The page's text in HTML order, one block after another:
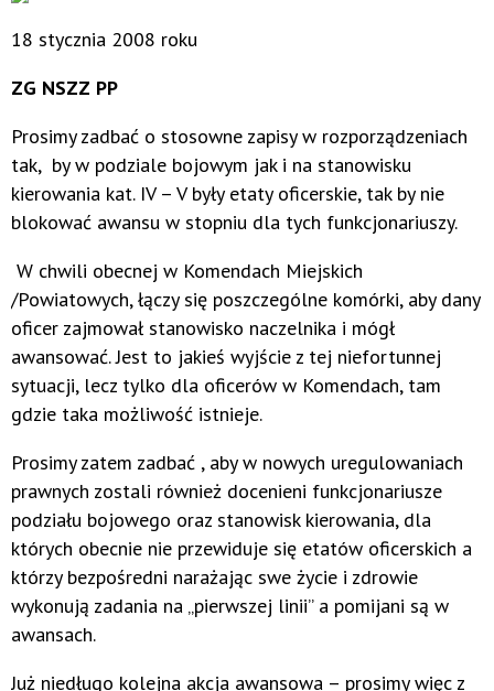
18 stycznia 2008 roku
ZG NSZZ PP
Prosimy zadbać o stosowne zapisy w rozporządzeniach
tak, by w podziale bojowym jak i na stanowisku
kierowania kat. IV – V były etaty oficerskie, tak by nie
blokować awansu w stopniu dla tych funkcjonariuszy.
W chwili obecnej w Komendach Miejskich
/Powiatowych, łączy się poszczególne komórki, aby dany
oficer zajmował stanowisko naczelnika i mógł
awansować. Jest to jakieś wyjście z tej niefortunnej
sytuacji, lecz tylko dla oficerów w Komendach, tam
gdzie taka możliwość istnieje.
Prosimy zatem zadbać , aby w nowych uregulowaniach
prawnych zostali również docenieni funkcjonariusze
podziału bojowego oraz stanowisk kierowania, dla
których obecnie nie przewiduje się etatów oficerskich a
którzy bezpośredni narażając swe życie i zdrowie
wykonują zadania na „pierwszej linii” a pomijani są w
awansach.
Już niedługo kolejna akcja awansowa – prosimy więc z